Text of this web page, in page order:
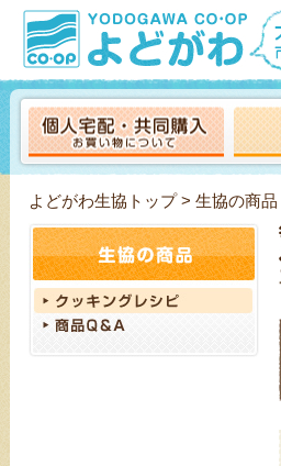
よどがわ生協トップ> 生協の商品